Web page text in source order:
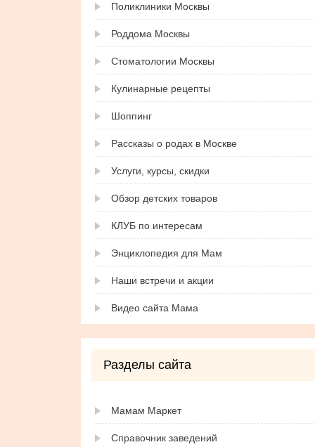
Поликлиники Москвы
Роддома Москвы
Стоматологии Москвы
Кулинарные рецепты
Шоппинг
Рассказы о родах в Москве
Услуги, курсы, скидки
Обзор детских товаров
КЛУБ по интересам
Энциклопедия для Мам
Наши встречи и акции
Видео сайта Мама
Разделы сайта
Мамам Маркет
Справочник заведений